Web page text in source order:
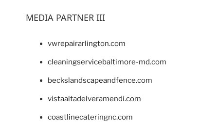
MEDIA PARTNER III
vwrepairarlington.com
cleaningservicebaltimore-md.com
beckslandscapeandfence.com
vistaaltadelveramendi.com
coastlinecateringnc.com